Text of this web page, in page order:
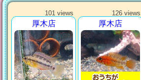
101 views
厚木店
126 views
厚木店